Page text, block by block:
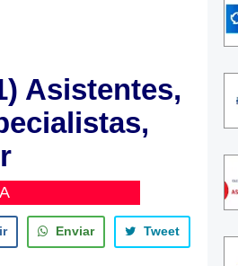
Asistentes,
Enviar Tweet